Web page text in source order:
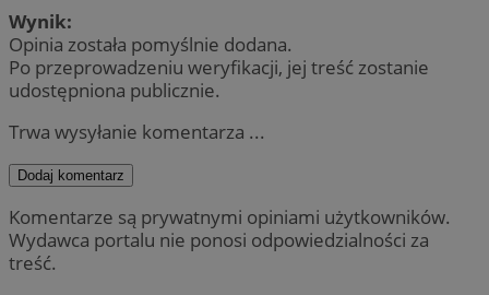
Wynik:
Opinia została pomyślnie dodana.
Po przeprowadzeniu weryfikacji, jej treść zostanie
udostępniona publicznie.
Trwa wysyłanie komentarza ...
Dodaj komentarz
Komentarze są prywatnymi opiniami użytkowników.
Wydawca portalu nie ponosi odpowiedzialności za
treść.